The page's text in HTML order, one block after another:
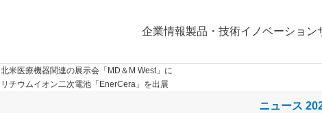
企業情報製品・技術イノベーション
北米医療機器関連の展示会「MD＆M West」に
リチウムイオン二次電池「EnerCera」を出展
ニュース